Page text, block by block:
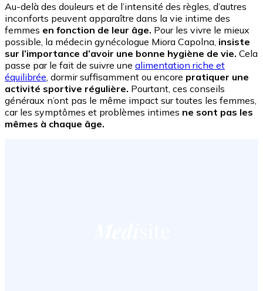
Au-delà des douleurs et de l’intensité des règles, d’autres
inconforts peuvent apparaître dans la vie intime des
femmes en fonction de leur âge. Pour les vivre le mieux
possible, la médecin gynécologue Miora Capolna, insiste
sur l’importance d’avoir une bonne hygiène de vie. Cela
passe par le fait de suivre une alimentation riche et
équilibrée, dormir suffisamment ou encore pratiquer une
activité sportive régulière. Pourtant, ces conseils
généraux n’ont pas le même impact sur toutes les femmes,
car les symptômes et problèmes intimes ne sont pas les
mêmes à chaque âge.